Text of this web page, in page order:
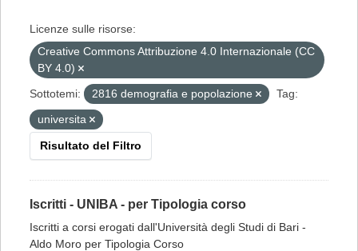
Licenze sulle risorse:
Creative Commons Attribuzione 4.0 Internazionale (CC
BY 4.0)
Sottotemi:
2816 demografia e popolazione
Tag:
universita
Risultato del Filtro
Iscritti - UNIBA - per Tipologia corso
Iscritti a corsi erogati dall'Università degli Studi di Bari -
Aldo Moro per Tipologia Corso